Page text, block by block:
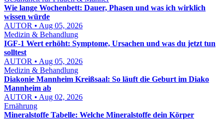
Wie lange Wochenbett: Dauer, Phasen und was ich wirklich
wissen würde
AUTOR • Aug 05, 2026
Medizin & Behandlung
IGF-1 Wert erhöht: Symptome, Ursachen und was du jetzt tun
solltest
AUTOR • Aug 05, 2026
Medizin & Behandlung
Diakonie Mannheim Kreißsaal: So läuft die Geburt im Diako
Mannheim ab
AUTOR • Aug 02, 2026
Ernährung
Mineralstoffe Tabelle: Welche Mineralstoffe dein Körper